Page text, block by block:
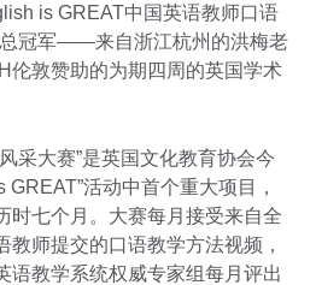
is GREAT中国英语教师口语
总冠军——来自浙江杭州的洪梅老
伦敦赞助的为期四周的英国学术
采大赛”是英国文化教育协会今
活动中首个重大项目，
时七个月。大赛每月接受来自全
教师提交的口语教学方法视频，
语教学系统权威专家组每月评出